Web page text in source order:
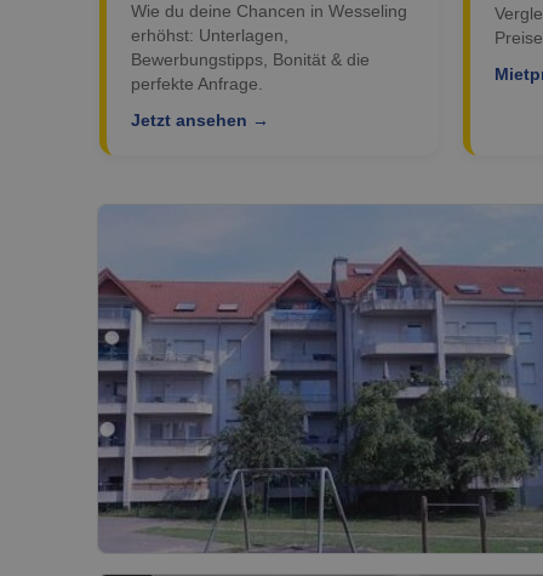
Wie du deine Chancen in Wesseling
erhöhst: Unterlagen,
Bewerbungstipps, Bonität & die
perfekte Anfrage.
Jetzt ansehen →